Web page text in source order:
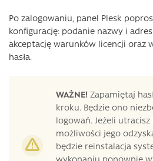
Po zalogowaniu, panel Plesk
konfigurację: podanie nazwy i
akceptację warunków licencji oraz
hasła.
WAŻNE! Zapamiętaj
kroku. Będzie ono
logowań. Jeżeli utracisz
możliwości jego
będzie reinstalacja